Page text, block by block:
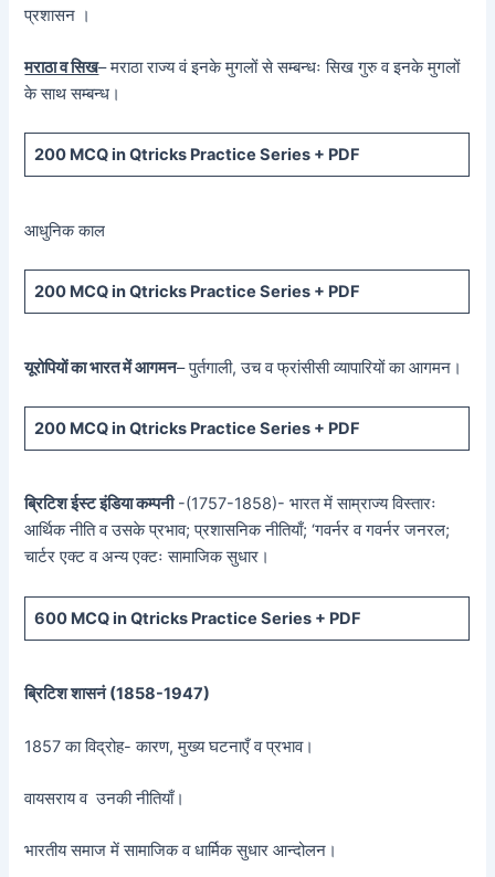
प्रशासन ।
मराठा व सिख– मराठा राज्य वं इनके मुगलों से सम्बन्धः सिख गुरु व इनके मुगलों
के साथ सम्बन्ध।
200 MCQ in Qtricks Practice Series + PDF
आधुनिक काल
200 MCQ in Qtricks Practice Series + PDF
यूरोपियों का भारत में आगमन– पुर्तगाली, उच व फ्रांसीसी व्यापारियों का आगमन।
200 MCQ in Qtricks Practice Series + PDF
ब्रिटिश ईस्ट इंडिया कम्पनी-(1757-1858)- भारत में साम्राज्य विस्तारः
आर्थिक नीति व उसके प्रभाव; प्रशासनिक नीतियाँ; ‘गवर्नर व गवर्नर जनरल;
चार्टर एक्ट व अन्य एक्टः सामाजिक सुधार।
600 MCQ in Qtricks Practice Series + PDF
ब्रिटिश शासनं (1858-1947)
1857 का विद्रोह- कारण, मुख्य घटनाएँ व प्रभाव।
वायसराय व उनकी नीतियाँ।
भारतीय समाज में सामाजिक व धार्मिक सुधार आन्दोलन।